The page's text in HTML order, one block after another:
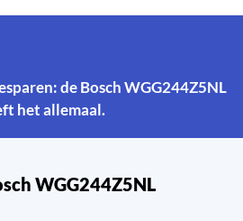
het allemaal.
WGG244Z5NL